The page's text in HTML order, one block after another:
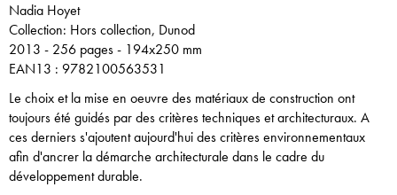
Nadia Hoyet
Collection: Hors collection, Dunod
2013 - 256 pages - 194x250 mm
EAN13 : 9782100563531
Le choix et la mise en oeuvre des matériaux de construction ont
toujours été guidés par des critères techniques et architecturaux. A
ces derniers s'ajoutent aujourd'hui des critères environnementaux
afin d'ancrer la démarche architecturale dans le cadre du
développement durable.